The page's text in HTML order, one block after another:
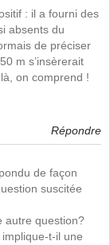
: il a fourni des
absents du
de préciser
m s’insèrerait
on comprend !
Répondre
de façon
suscitée
autre question?
t-il une